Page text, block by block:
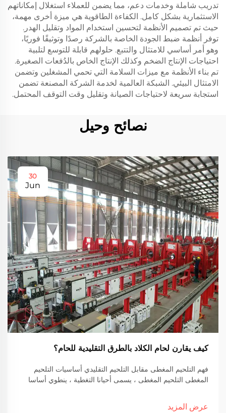
تدريب شاملة وخدمات دعم، مما يضمن للعملاء استغلال إمكاناتهم
الاستثمارية بشكل كامل. الكفاءة الطاقوية هي ميزة أخرى مهمة،
حيث تم تصميم الأنظمة لتحسين استخدام المواد وتقليل الهدر.
توفر أنظمة ضبط الجودة الخاصة بالشركة رصدًا وتوثيقًا فوريًا،
وهو أمر أساسي للامتثال والتتبع. حلولهم قابلة للتوسع لتلبية
احتياجات الإنتاج الضخم وكذلك الإنتاج الخاص بالدُفعات الصغيرة.
تم بناء الأنظمة مع ميزات السلامة التي تحمي المشغلين وتضمن
الامتثال البيئي. الشبكة العالمية لخدمة الشركة المصنعة تضمن
استجابة سريعة لاحتياجات الصيانة وتقليل وقت التوقف المحتمل.
نصائح وحيل
30
Jun
كيف يقارن لحام الكلاد بالطرق التقليدية للحام؟
فهم التلحيم المغطى مقابل التلحيم التقليدي أساسيات التلحيم
المغطى التلحيم المغطى ، يسمى أحيانا التغطية ، ينطوي أساسا
مقاومة للتآكل على مادة أخرى. الشاي...
عرض المزيد